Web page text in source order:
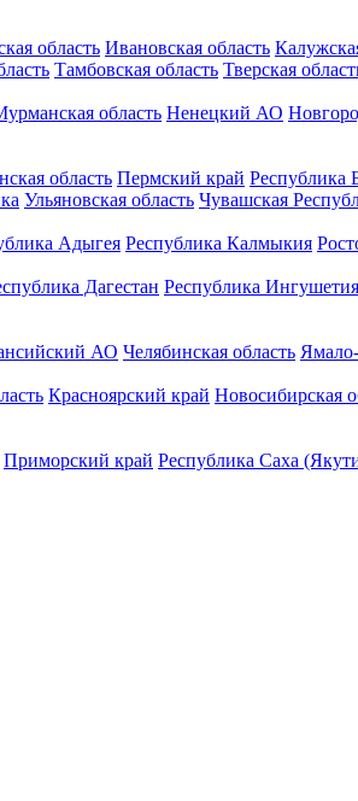
область Ивановская область
Тамбовская область Тверская
область Ненецкий АО
область Пермский край Республика
Ульяновская область Чувашская
Адыгея Республика Калмыкия
Дагестан Республика Ингушетия
АО Челябинская область
Красноярский край Новосибирская
Приморский край Республика Саха